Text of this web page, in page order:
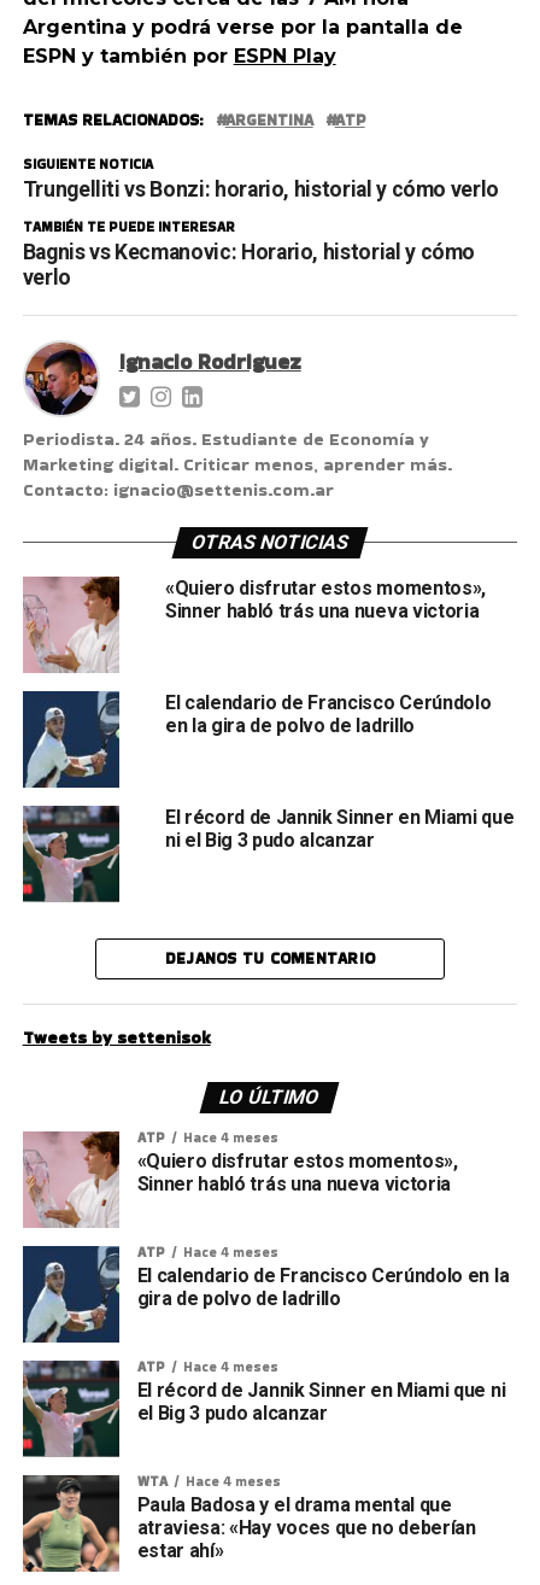
Argentina y podrá verse por la pantalla de
ESPN y también por ESPN Play
TEMAS RELACIONADOS: ARGENTINA ATP
SIGUIENTE NOTICIA
Trungelliti vs Bonzi: horario, historial y cómo verlo
TAMBIÉN TE PUEDE INTERESAR
Bagnis vs Kecmanovic: Horario, historial y cómo
verlo
Ignacio Rodriguez
Periodista. 24 años. Estudiante de Economía y
Marketing digital. Criticar menos, aprender más.
Contacto: ignacio@settenis.com.ar
OTRAS NOTICIAS
«Quiero disfrutar estos momentos»,
Sinner habló trás una nueva victoria
El calendario de Francisco Cerúndolo
en la gira de polvo de ladrillo
El récord de Jannik Sinner en Miami que
ni el Big 3 pudo alcanzar
DEJANOS TU COMENTARIO
Tweets by settenisok
LO ÚLTIMO
ATP Hace 4 meses
«Quiero disfrutar estos momentos»,
Sinner habló trás una nueva victoria
ATP Hace 4 meses
El calendario de Francisco Cerúndolo en la
gira de polvo de ladrillo
ATP Hace 4 meses
El récord de Jannik Sinner en Miami que ni
el Big 3 pudo alcanzar
WTA Hace 4 meses
Paula Badosa y el drama mental que
atraviesa: «Hay voces que no deberían
estar ahí»